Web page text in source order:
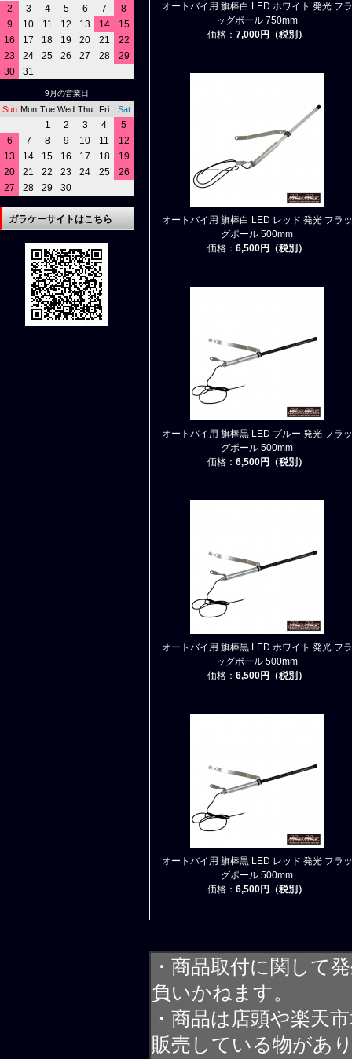
オートバイ用 旗棒白 LED ホワイト 発光 フラ
ッグポール 750mm
価格： 7,000円（税別）
オートバイ用 旗棒白 LED レッド 発光 フラッ
グポール 500mm
価格： 6,500円（税別）
オートバイ用 旗棒黒 LED ブルー 発光 フラッ
グポール 500mm
価格： 6,500円（税別）
オートバイ用 旗棒黒 LED ホワイト 発光 フラ
ッグポール 500mm
価格： 6,500円（税別）
オートバイ用 旗棒黒 LED レッド 発光 フラッ
グポール 500mm
価格： 6,500円（税別）
・商品取付に関して
負いかねます。
・商品は店頭や楽天
販売している物があ
2
3 4 5 6 7
8
9
10 11 12 13 14
15
16
17 18 19 20 21
22
23
24 25 26 27 28
29
30
31
9月の営業日
Sun Mon Tue Wed Thu Fri Sat
1 2 3 4
5
6
7 8 9 10 11
12
13
14 15 16 17 18
19
20
21 22 23 24 25
26
27
28 29 30
ガラケーサイトはこちら